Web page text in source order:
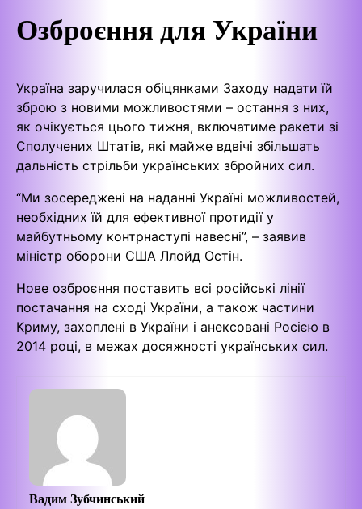
Озброєння для України
Україна заручилася обіцянками Заходу надати їй
зброю з новими можливостями – остання з них,
як очікується цього тижня, включатиме ракети зі
Сполучених Штатів, які майже вдвічі збільшать
дальність стрільби українських збройних сил.
“Ми зосереджені на наданні Україні можливостей,
необхідних їй для ефективної протидії у
майбутньому контрнаступі навесні”, – заявив
міністр оборони США Ллойд Остін.
Нове озброєння поставить всі російські лінії
постачання на сході України, а також частини
Криму, захоплені в України і анексовані Росією в
2014 році, в межах досяжності українських сил.
Вадим Зубчинський